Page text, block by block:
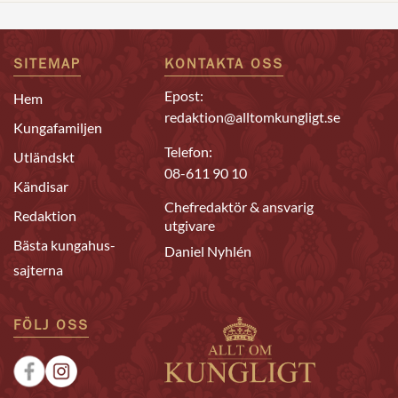
SITEMAP
Hem
Kungafamiljen
Utländskt
Kändisar
Redaktion
Bästa kungahus-
sajterna
KONTAKTA OSS
Epost:
redaktion@alltomkungligt.se
Telefon:
08-611 90 10
Chefredaktör & ansvarig
utgivare
Daniel Nyhlén
FÖLJ OSS